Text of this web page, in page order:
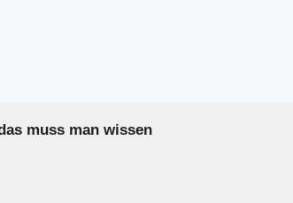
muss man wissen